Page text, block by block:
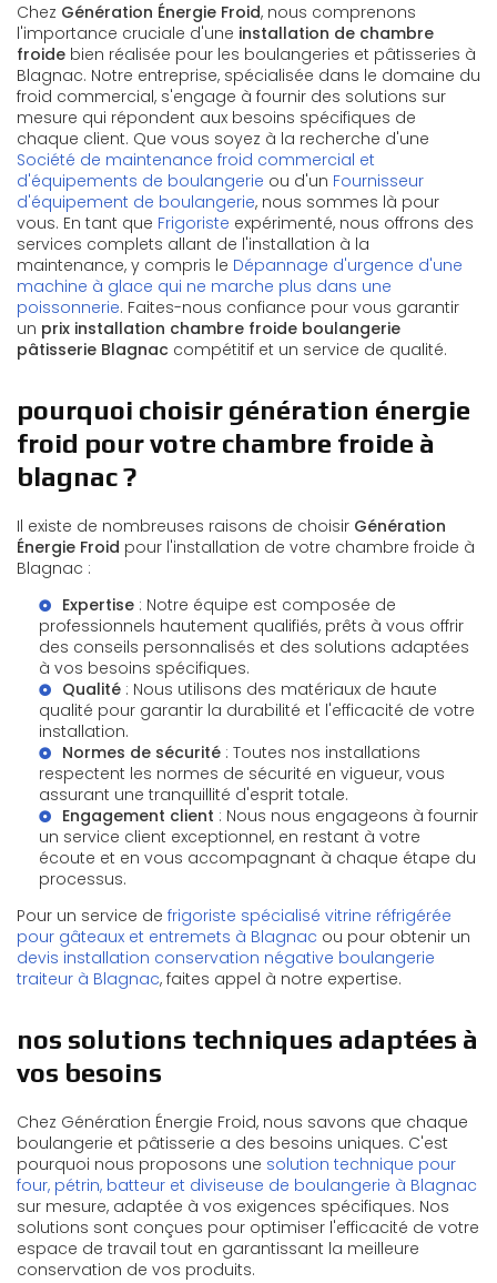
Chez Génération Énergie Froid, nous comprenons
l'importance cruciale d'une installation de chambre
froide bien réalisée pour les boulangeries et pâtisseries à
Blagnac. Notre entreprise, spécialisée dans le domaine du
froid commercial, s'engage à fournir des solutions sur
mesure qui répondent aux besoins spécifiques de
chaque client. Que vous soyez à la recherche d'une
Société de maintenance froid commercial et
d'équipements de boulangerie ou d'un Fournisseur
d'équipement de boulangerie, nous sommes là pour
vous. En tant que Frigoriste expérimenté, nous offrons des
services complets allant de l'installation à la
maintenance, y compris le Dépannage d'urgence d'une
machine à glace qui ne marche plus dans une
poissonnerie. Faites-nous confiance pour vous garantir
un prix installation chambre froide boulangerie
pâtisserie Blagnac compétitif et un service de qualité.
pourquoi choisir génération énergie
froid pour votre chambre froide à
blagnac ?
Il existe de nombreuses raisons de choisir Génération
Énergie Froid pour l'installation de votre chambre froide à
Blagnac :
Expertise : Notre équipe est composée de
professionnels hautement qualifiés, prêts à vous offrir
des conseils personnalisés et des solutions adaptées
à vos besoins spécifiques.
Qualité : Nous utilisons des matériaux de haute
qualité pour garantir la durabilité et l'efficacité de votre
installation.
Normes de sécurité : Toutes nos installations
respectent les normes de sécurité en vigueur, vous
assurant une tranquillité d'esprit totale.
Engagement client : Nous nous engageons à fournir
un service client exceptionnel, en restant à votre
écoute et en vous accompagnant à chaque étape du
processus.
Pour un service de frigoriste spécialisé vitrine réfrigérée
pour gâteaux et entremets à Blagnac ou pour obtenir un
devis installation conservation négative boulangerie
traiteur à Blagnac, faites appel à notre expertise.
nos solutions techniques adaptées à
vos besoins
Chez Génération Énergie Froid, nous savons que chaque
boulangerie et pâtisserie a des besoins uniques. C'est
pourquoi nous proposons une solution technique pour
four, pétrin, batteur et diviseuse de boulangerie à Blagnac
sur mesure, adaptée à vos exigences spécifiques. Nos
solutions sont conçues pour optimiser l'efficacité de votre
espace de travail tout en garantissant la meilleure
conservation de vos produits.